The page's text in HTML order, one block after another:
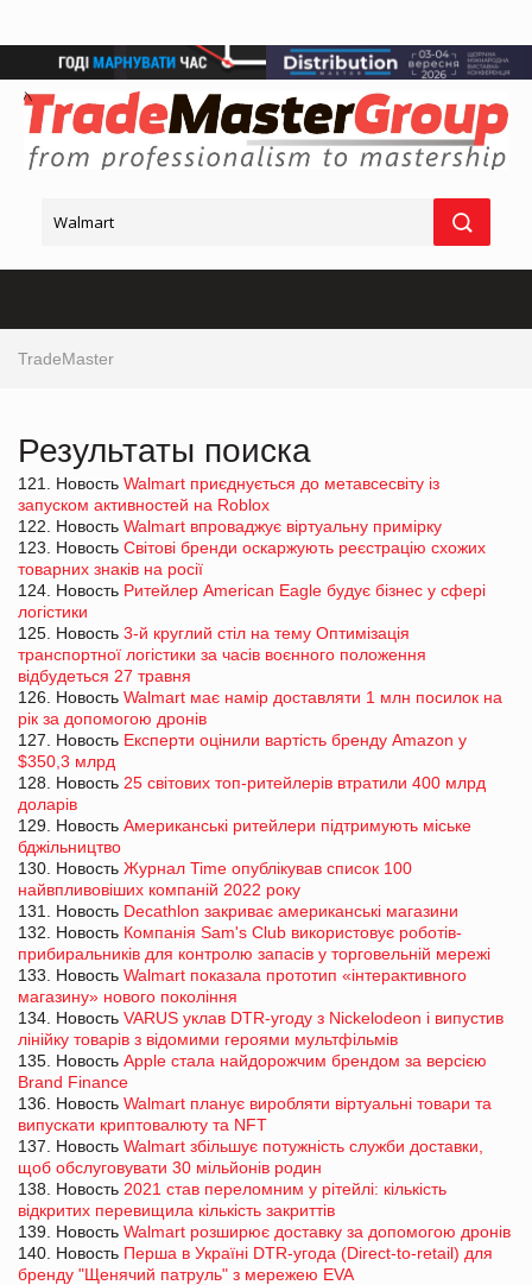
TradeMaster
Результаты поиска
121. Новость Walmart приєднується до метавсесвіту із
запуском активностей на Roblox
122. Новость Walmart впроваджує віртуальну примірку
123. Новость Світові бренди оскаржують реєстрацію схожих
товарних знаків на росії
124. Новость Ритейлер American Eagle будує бізнес у сфері
логістики
125. Новость 3-й круглий стіл на тему Оптимізація
транспортної логістики за часів воєнного положення
відбудеться 27 травня
126. Новость Walmart має намір доставляти 1 млн посилок на
рік за допомогою дронів
127. Новость Експерти оцінили вартість бренду Amazon у
$350,3 млрд
128. Новость 25 світових топ-ритейлерів втратили 400 млрд
доларів
129. Новость Американські ритейлери підтримують міське
бджільництво
130. Новость Журнал Time опублікував список 100
найвпливовіших компаній 2022 року
131. Новость Decathlon закриває американські магазини
132. Новость Компанія Sam's Club використовує роботів-
прибиральників для контролю запасів у торговельній мережі
133. Новость Walmart показала прототип «інтерактивного
магазину» нового покоління
134. Новость VARUS уклав DTR-угоду з Nickelodeon і випустив
лінійку товарів з відомими героями мультфільмів
135. Новость Apple стала найдорожчим брендом за версією
Brand Finance
136. Новость Walmart планує виробляти віртуальні товари та
випускати криптовалюту та NFT
137. Новость Walmart збільшує потужність служби доставки,
щоб обслуговувати 30 мільйонів родин
138. Новость 2021 став переломним у рітейлі: кількість
відкритих перевищила кількість закриттів
139. Новость Walmart розширює доставку за допомогою дронів
140. Новость Перша в Україні DTR-угода (Direct-to-retail) для
бренду "Щенячий патруль" з мережею EVA